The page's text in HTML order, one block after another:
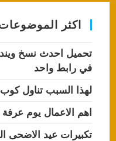
اكثر
في رابط واحد
لهذا السبب تناول
اهم الاعمال يوم
تكبيرات عيد الاضحى